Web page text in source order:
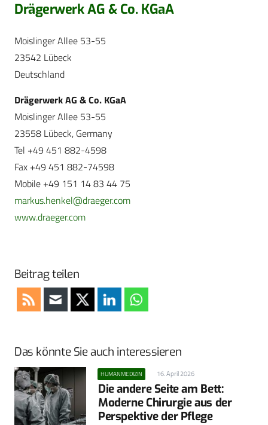
Drägerwerk AG & Co. KGaA
Moislinger Allee 53-55
23542 Lübeck
Deutschland
Drägerwerk AG & Co. KGaA
Moislinger Allee 53-55
23558 Lübeck, Germany
Tel +49 451 882-4598
Fax +49 451 882-74598
Mobile +49 151 14 83 44 75
markus.henkel@draeger.com
www.draeger.com
Beitrag teilen
Das könnte Sie auch interessieren
HUMANMEDIZIN 16. April 2026
Die andere Seite am Bett:
Moderne Chirurgie aus der
Perspektive der Pflege